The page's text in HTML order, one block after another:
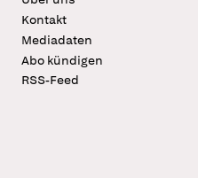
Kontakt
Mediadaten
Abo kündigen
RSS-Feed